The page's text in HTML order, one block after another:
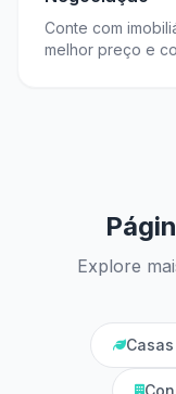
Conte com
melhor preço e
Explore